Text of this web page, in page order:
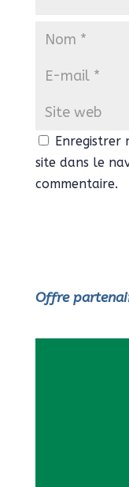
Enregistrer
site dans le
commentaire.
Offre